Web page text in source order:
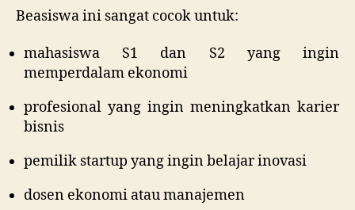
Beasiswa ini sangat cocok untuk:
mahasiswa S1 dan S2 yang ingin
memperdalam ekonomi
profesional yang ingin meningkatkan karier
bisnis
pemilik startup yang ingin belajar inovasi
dosen ekonomi atau manajemen